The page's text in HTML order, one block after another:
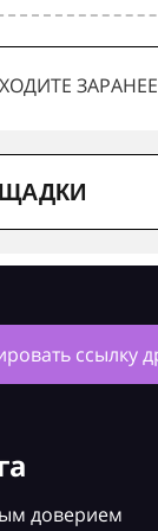
ЗАРАНЕЕ
ссылку
доверием